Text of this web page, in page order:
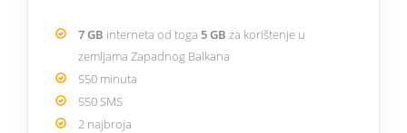
7 GB interneta od toga 5 GB za korištenje u
zemljama Zapadnog Balkana
550 minuta
550 SMS
2 najbroja